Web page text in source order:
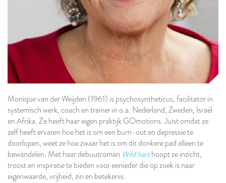
Monique van der Weijden (1961) is psychosyntheticus, facilitator in
systemisch werk, coach en trainer in o.a. Nederland, Zweden, Israël
en Afrika. Ze heeft haar eigen praktijk GOmotions. Juist omdat ze
zelf heeft ervaren hoe het is om een burn-out en depressie te
doorlopen, weet ze hoe zwaar het is om dit donkere pad alleen te
bewandelen. Met haar debuutroman Wild harthoopt ze inzicht,
troost en inspiratie te bieden voor eenieder die op zoek is naar
eigenwaarde, vrijheid, zin en betekenis.